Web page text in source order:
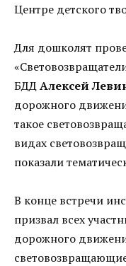
Центре детского
Для дошколят
БДДАлексей
дорожного
такое
видах
показали
В конце встречи
призвал всех
дорожного